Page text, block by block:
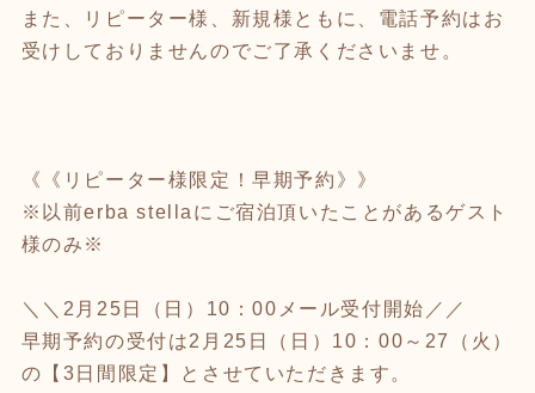
また、リピーター様、新規様ともに、電話予約はお
受けしておりませんのでご了承くださいませ。
《《リピーター様限定！早期予約》》
※以前erba stellaにご宿泊頂いたことがあるゲスト
様のみ※
＼＼2月25日（日）10：00メール受付開始／／
早期予約の受付は2月25日（日）10：00～27（火）
の【3日間限定】とさせていただきます。